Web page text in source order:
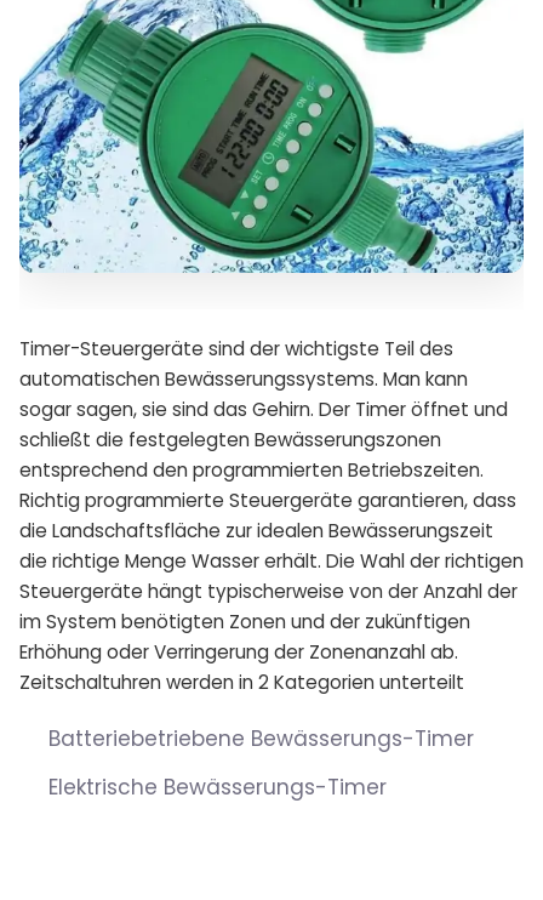
Timer-Steuergeräte sind der wichtigste Teil des
automatischen Bewässerungssystems. Man kann
sogar sagen, sie sind das Gehirn. Der Timer öffnet und
schließt die festgelegten Bewässerungszonen
entsprechend den programmierten Betriebszeiten.
Richtig programmierte Steuergeräte garantieren, dass
die Landschaftsfläche zur idealen Bewässerungszeit
die richtige Menge Wasser erhält. Die Wahl der richtigen
Steuergeräte hängt typischerweise von der Anzahl der
im System benötigten Zonen und der zukünftigen
Erhöhung oder Verringerung der Zonenanzahl ab.
Zeitschaltuhren werden in 2 Kategorien unterteilt
Batteriebetriebene Bewässerungs-Timer
Elektrische Bewässerungs-Timer